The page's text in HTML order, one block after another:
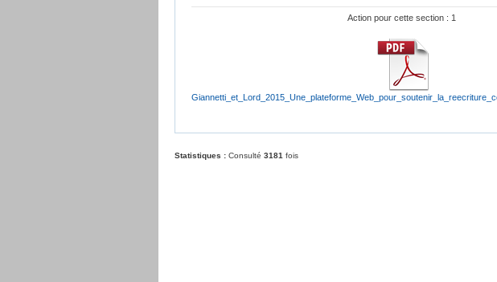
Action pour cette section : 1
Statistiques : Consulté 3181 fois